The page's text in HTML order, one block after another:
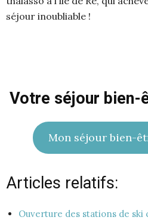
séjour inoubliable !
Votre séjour bien-
Mon séjour bien-
Articles relatifs:
Ouverture des stations de ski